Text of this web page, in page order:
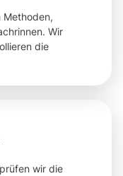
Methoden,
Wir
die
wir die